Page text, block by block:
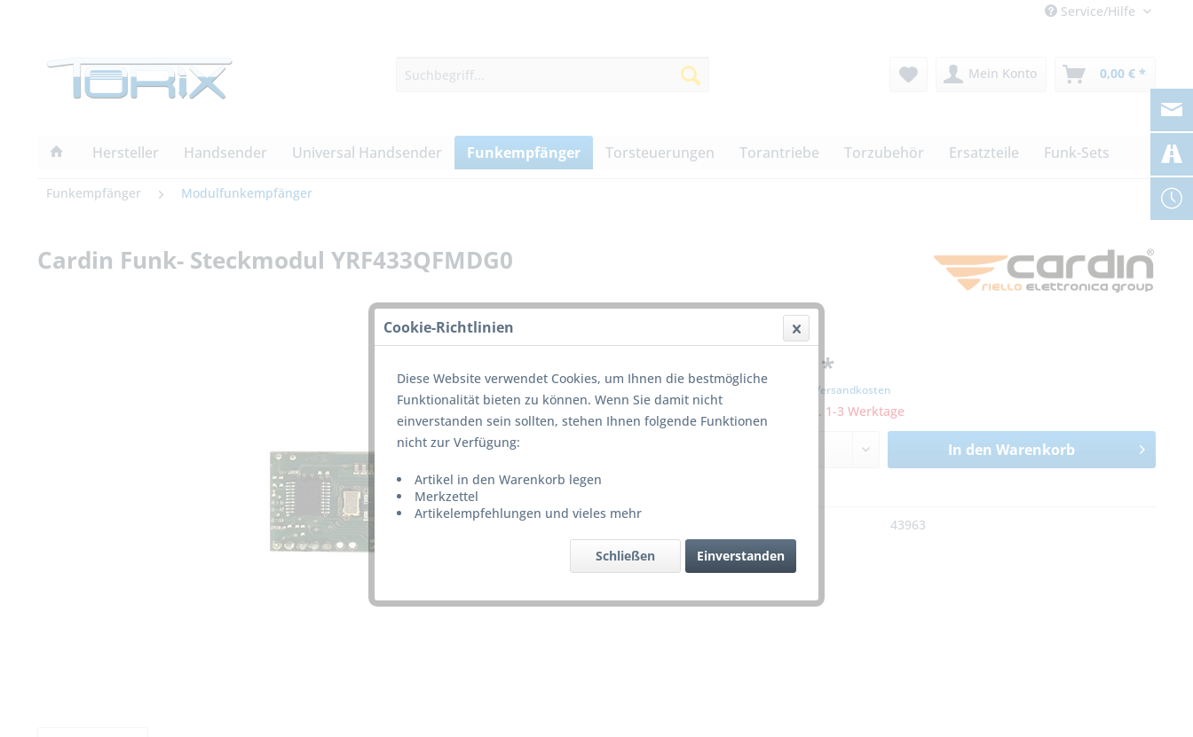
Service/Hilfe
Mein Konto 0,00 € *
Hersteller Handsender Universal Handsender Funkempfänger Torsteuerungen Torantriebe Torzubehör Ersatzteile Funk-Sets
Funkempfänger Modulfunkempfänger
Cardin Funk- Steckmodul YRF433QFMDG0
39,00 € *
inkl. MwSt. zzgl. Versandkosten
Lieferzeit ca. 1-3 Werktage
In den Warenkorb
43963
Cookie-Richtlinien
Diese Website verwendet Cookies, um Ihnen die bestmögliche
Funktionalität bieten zu können. Wenn Sie damit nicht
einverstanden sein sollten, stehen Ihnen folgende Funktionen
nicht zur Verfügung:
Artikel in den Warenkorb legen
Merkzettel
Artikelempfehlungen und vieles mehr
Einverstanden
Schließen